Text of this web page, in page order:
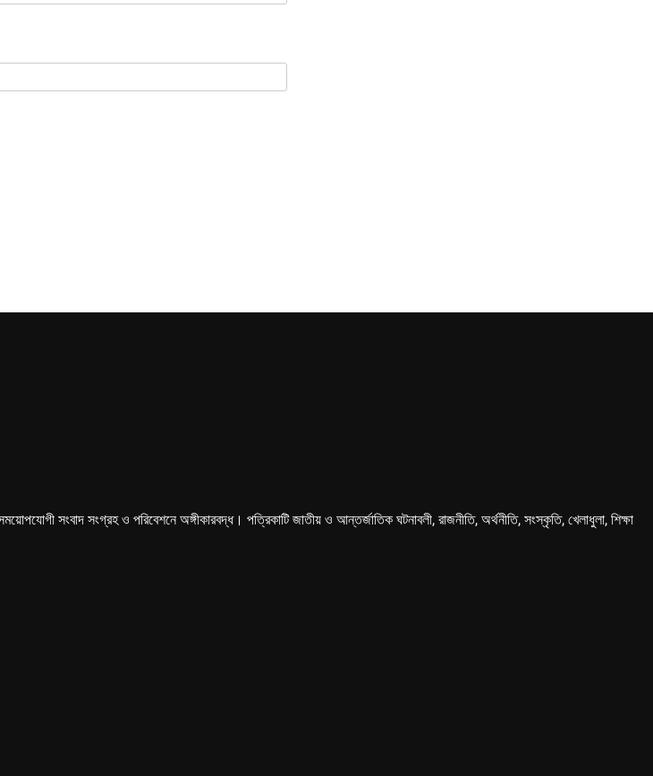
সংবাদ সংগ্রহ ও পরিবেশনে অঙ্গীকারবদ্ধ। পত্রিকাটি জাতীয় ও আন্তর্জাতিক ঘটনাবলী, রাজনীতি, অর্থনীতি, সংস্কৃতি, খেলাধুলা, শিক্ষা